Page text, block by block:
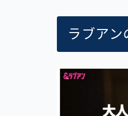
ラブアン